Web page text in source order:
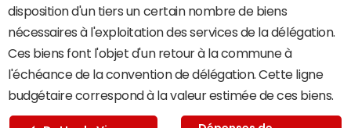
disposition d'un tiers un certain nombre de biens
nécessaires à l'exploitation des services de la délégation.
Ces biens font l'objet d'un retour à la commune à
l'échéance de la convention de délégation. Cette ligne
budgétaire correspond à la valeur estimée de ces biens.